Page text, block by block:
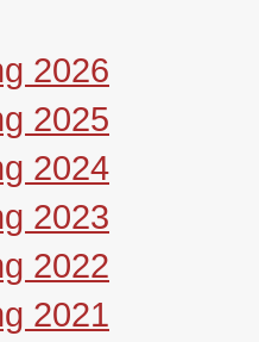
2026
2025
2024
2023
2022
2021